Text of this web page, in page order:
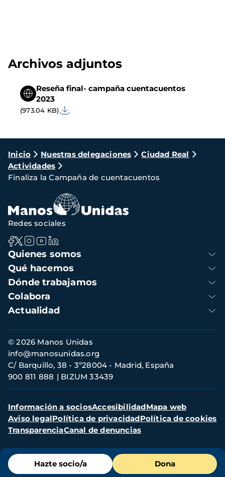
Archivos adjuntos
Reseña final- campaña cuentacuentos
2023
(973.04 KB)
Ruta
de
navegación
Inicio Nuestras delegaciones
Ciudad Real
Actividades
Finaliza la Campaña de cuentacuentos
Menú
de
Hazte socio/a Dona
Navegación
principal
Quienes somos
Qué hacemos
Dónde trabajamos
Colabora
Actualidad
Redes sociales
Información
de
contacto
© 2026 Manos Unidas
C/ Barquillo, 38 - 3º28004 - Madrid, España
900 811 888
BIZUM 33439
info@manosunidas.org
Menú
secundario
Información a sociosAccesibilidadMapa web
Aviso legalPolítica de privacidadPolítica de cookies
TransparenciaCanal de denuncias